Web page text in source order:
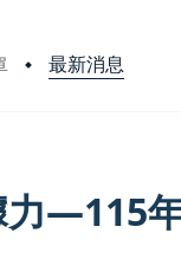
最新消息
—115